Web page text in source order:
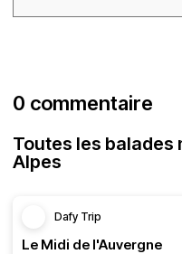
0 commentaire
Toutes les
Alpes
Dafy Trip
Le Midi de l'Auvergne